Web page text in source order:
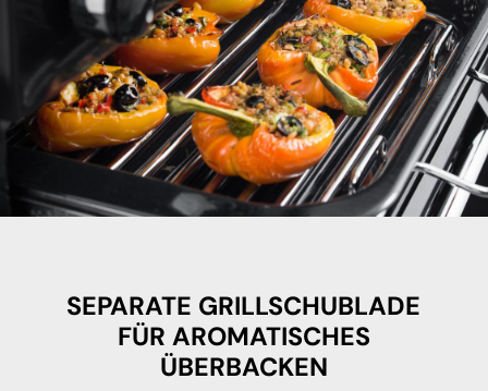
SEPARATE GRILLSCHUBLADE
FÜR AROMATISCHES
ÜBERBACKEN